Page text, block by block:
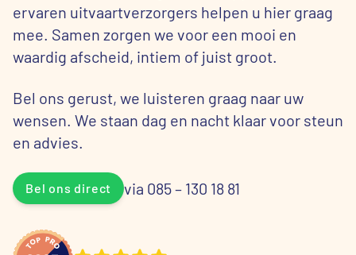
ervaren uitvaartverzorgers helpen u hier graag
mee. Samen zorgen we voor een mooi en
waardig afscheid, intiem of juist groot.
Bel ons gerust, we luisteren graag naar uw
wensen. We staan dag en nacht klaar voor steun
en advies.
Bel ons direct via 085 – 130 18 81